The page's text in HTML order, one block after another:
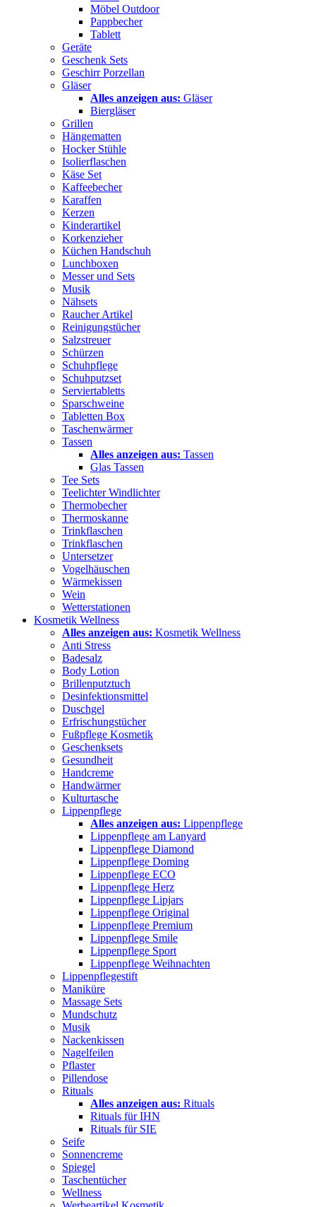
Möbel Outdoor
Pappbecher
Tablett
Geräte
Geschenk Sets
Geschirr Porzellan
Gläser
Alles anzeigen aus: Gläser
Biergläser
Grillen
Hängematten
Hocker Stühle
Isolierflaschen
Käse Set
Kaffeebecher
Karaffen
Kerzen
Kinderartikel
Korkenzieher
Küchen Handschuh
Lunchboxen
Messer und Sets
Musik
Nähsets
Raucher Artikel
Reinigungstücher
Salzstreuer
Schürzen
Schuhpflege
Schuhputzset
Serviertabletts
Sparschweine
Tabletten Box
Taschenwärmer
Tassen
Alles anzeigen aus: Tassen
Glas Tassen
Tee Sets
Teelichter Windlichter
Thermobecher
Thermoskanne
Trinkflaschen
Trinkflaschen
Untersetzer
Vogelhäuschen
Wärmekissen
Wein
Wetterstationen
Kosmetik Wellness
Alles anzeigen aus: Kosmetik Wellness
Anti Stress
Badesalz
Body Lotion
Brillenputztuch
Desinfektionsmittel
Duschgel
Erfrischungstücher
Fußpflege Kosmetik
Geschenksets
Gesundheit
Handcreme
Handwärmer
Kulturtasche
Lippenpflege
Alles anzeigen aus: Lippenpflege
Lippenpflege am Lanyard
Lippenpflege Diamond
Lippenpflege Doming
Lippenpflege ECO
Lippenpflege Herz
Lippenpflege Lipjars
Lippenpflege Original
Lippenpflege Premium
Lippenpflege Smile
Lippenpflege Sport
Lippenpflege Weihnachten
Lippenpflegestift
Maniküre
Massage Sets
Mundschutz
Musik
Nackenkissen
Nagelfeilen
Pflaster
Pillendose
Rituals
Alles anzeigen aus: Rituals
Rituals für IHN
Rituals für SIE
Seife
Sonnencreme
Spiegel
Taschentücher
Wellness